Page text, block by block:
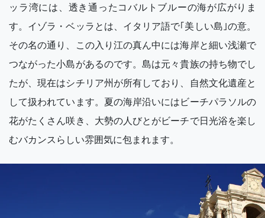
ッラ湾には、透き通ったコバルトブルーの海が広がりま
す。イゾラ・ベッラとは、イタリア語で｢美しい島｣の意。
その名の通り、この入り江の真ん中には海岸と細い浅瀬で
つながった小島があるのです。島は元々貴族の持ち物でし
たが、現在はシチリア州が所有しており、自然文化遺産と
して扱われています。夏の海岸沿いにはビーチパラソルの
花がたくさん咲き、大勢の人びとがビーチで日光浴を楽し
むバカンスらしい雰囲気に包まれます。